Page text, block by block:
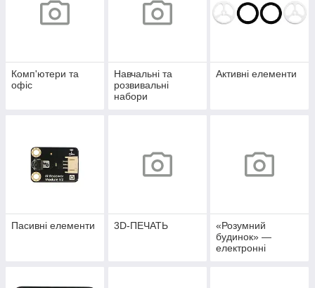
Комп'ютери та
офіс
Навчальні та
розвивальні
набори
Активні елементи
Пасивні елементи 3D-ПЕЧАТЬ
«Розумний
будинок» —
електронні